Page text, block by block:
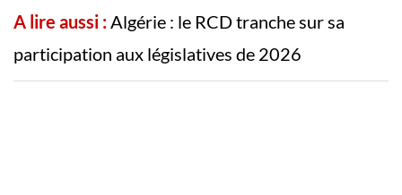
A lire aussi :Algérie : le RCD tranche sur sa
participation aux législatives de 2026